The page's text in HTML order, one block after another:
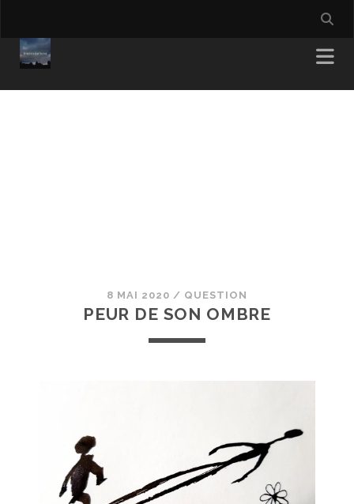
8 MAI 2020 / QUESTION
PEUR DE SON OMBRE